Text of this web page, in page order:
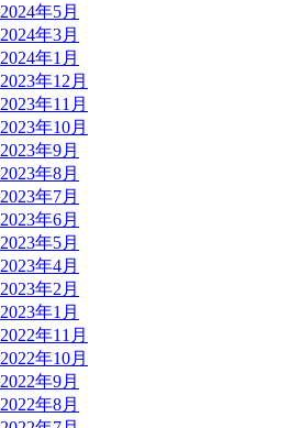
2024年5月
2024年3月
2024年1月
2023年12月
2023年11月
2023年10月
2023年9月
2023年8月
2023年7月
2023年6月
2023年5月
2023年4月
2023年2月
2023年1月
2022年11月
2022年10月
2022年9月
2022年8月